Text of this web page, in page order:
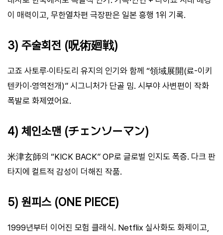
이 매력이고, 무한열차편 극장판은 일본 흥행 1위 기록.
3) 주술회전 (呪術廻戦)
고죠 사토루·이타도리 유지의 인기와 함께 “領域展開(료-이키
텐카이·영역전개)” 시그니처가 단골 밈. 시부야 사변편이 작화
폭발로 화제였어요.
4) 체인소맨 (チェンソーマン)
米津玄師의 “KICK BACK” OP로 글로벌 인지도 폭증. 다크 판
타지에 컬트적 감성이 더해진 작품.
5) 원피스 (ONE PIECE)
1999년부터 이어진 모험 클래식. Netflix 실사화도 화제이고,